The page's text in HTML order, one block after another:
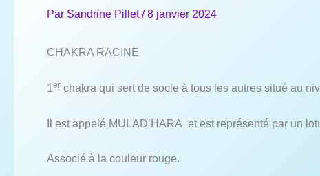
Par Sandrine Pillet/8 janvier 2024
CHAKRA RACINE
1er chakra qui sert de socle à tous les autres situé au
Il est appelé MULAD’HARA et est représenté par un
Associé à la couleur rouge.